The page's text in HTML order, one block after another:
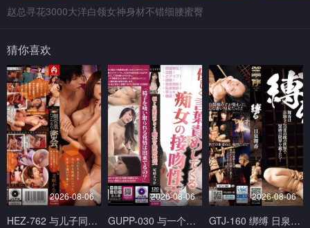
赵总寻花3000大洋白领女神身材不错细腰蜜臀
猜你喜欢
2026-08-06
HEZ-762 与儿子同学父亲每周一天在地下营业见面酒吧幽会。 白石あきほ,美咲かんな ホットエンターテイメント
2026-08-06
GUPP-030 与一个用言语温柔挑逗你的荡妇接吻性爱 Erika Ozaki 尾崎えりか GUPPI-妄想族
2026-08-06
GTJ-160 绑缚 日泉舞香 ドグマ